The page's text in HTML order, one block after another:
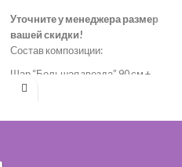
Уточните у менеджера размер
вашей скидки!
Состав композиции:
Шар “Большая звезда” 90 см +
надпись – 1 шт
Шар “Звезда” 46 см – 4 шт